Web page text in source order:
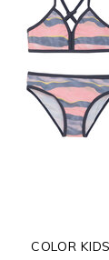
COLOR KIDS